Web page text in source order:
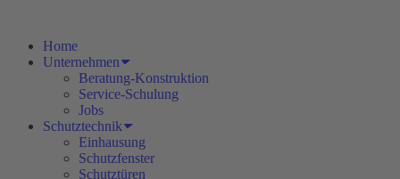
Home
Unternehmen
Beratung-Konstruktion
Service-Schulung
Jobs
Schutztechnik
Einhausung
Schutzfenster
Schutztüren